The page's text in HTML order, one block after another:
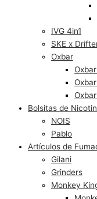
IVG 4in1
SKE x
Oxbar
Bolsitas de
NOIS
Pablo
Artículos de
Gilani
Grinders
Monkey